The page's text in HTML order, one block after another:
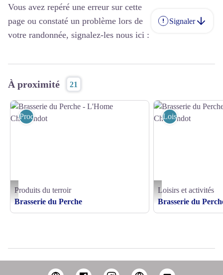
Vous avez repéré une erreur sur cette
page ou constaté un problème lors de
votre randonnée, signalez-les nous ici :
Signaler
À proximité 21
Brasserie du Perche - L'Home Chamondot - ©Brasserie du Perche
Produits du terroir
Produits du terroir
Brasserie du Perche
Brasserie du Perche -
Loisirs et activités
Loisirs et activités
Brasserie du